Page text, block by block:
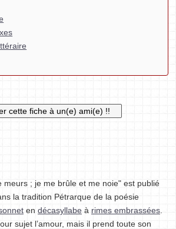
; je me brûle et me noie" est publié
la tradition Pétrarque de la poésie
en décasyllabe à rimes embrassées
sujet l’amour, mais il prend toute son